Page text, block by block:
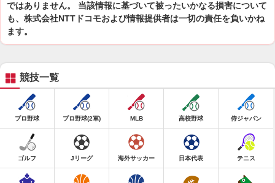
ではありません。 当該情報に基づいて被ったいかなる損害について
も、株式会社NTTドコモおよび情報提供者は一切の責任を負いかね
ます。
競技一覧
プロ野球 プロ野球(2軍) MLB 高校野球 侍ジャパン
ゴルフ Jリーグ 海外サッカー 日本代表 テニス